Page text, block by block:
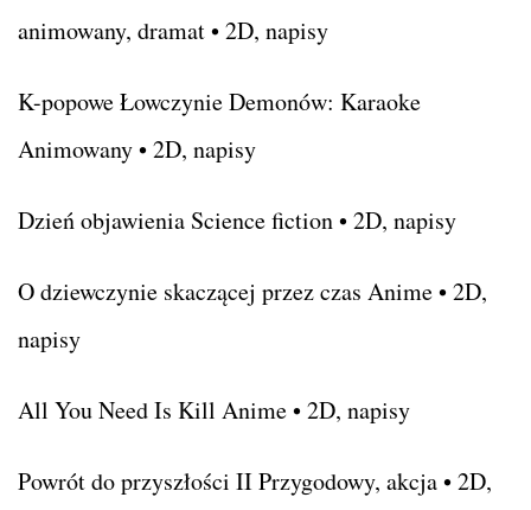
animowany, dramat • 2D, napisy
K-popowe Łowczynie Demonów: Karaoke
Animowany • 2D, napisy
Dzień objawienia Science fiction • 2D, napisy
O dziewczynie skaczącej przez czas Anime • 2D,
napisy
All You Need Is Kill Anime • 2D, napisy
Powrót do przyszłości II Przygodowy, akcja • 2D,